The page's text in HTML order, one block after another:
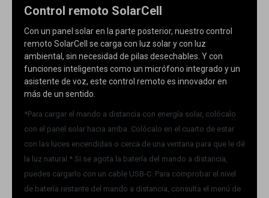
Control remoto SolarCell
Con un panel solar en la parte posterior, nuestro control
remoto SolarCell se carga con luz solar y con luz
ambiental, sin necesidad de pilas desechables. Y con
funciones inteligentes como un micrófono integrado y un
asistente de voz, este control remoto es innovador en
más de un sentido.
*Para cargar el mando a distancia con energía solar, colócalo
con el panel solar hacia arriba. Colócalo en el cuarto de estar
con las luces encendidas o cerca de una ventana para que le dé
la luz natural.* Si se agota la batería del mando a distancia,
puedes cargarlo con un cable USB-C. Para comprobar el nivel
de batería restante del mando a distancia, consulta el menú de